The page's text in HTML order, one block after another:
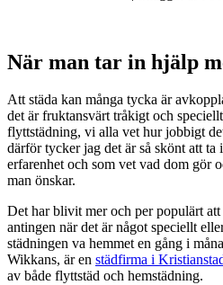
När man tar in hjälp
Att städa kan många tycka är
det är fruktansvärt tråkigt och
flyttstädning, vi alla vet hur jobbigt
därför tycker jag det är så skönt att ta
erfarenhet och som vet vad dom gör
man önskar.
Det har blivit mer och per populärt
antingen när det är något speciellt
städningen va hemmet en gång i
Wikkans, är en städfirma i
av både flyttstäd och hemstädning.